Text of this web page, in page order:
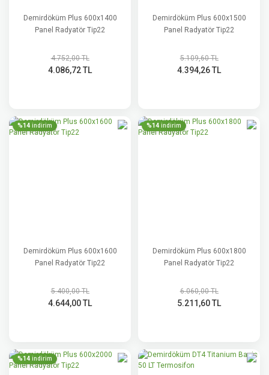
Demirdöküm Plus 600x1400
Panel Radyatör Tip22
4.752,00 TL
4.086,72 TL
Demirdöküm Plus 600x1500
Panel Radyatör Tip22
5.109,60 TL
4.394,26 TL
%14 indirim
Demirdöküm Plus 600x1600
Panel Radyatör Tip22
5.400,00 TL
4.644,00 TL
%14 indirim
Demirdöküm Plus 600x1800
Panel Radyatör Tip22
6.060,00 TL
5.211,60 TL
%14 indirim